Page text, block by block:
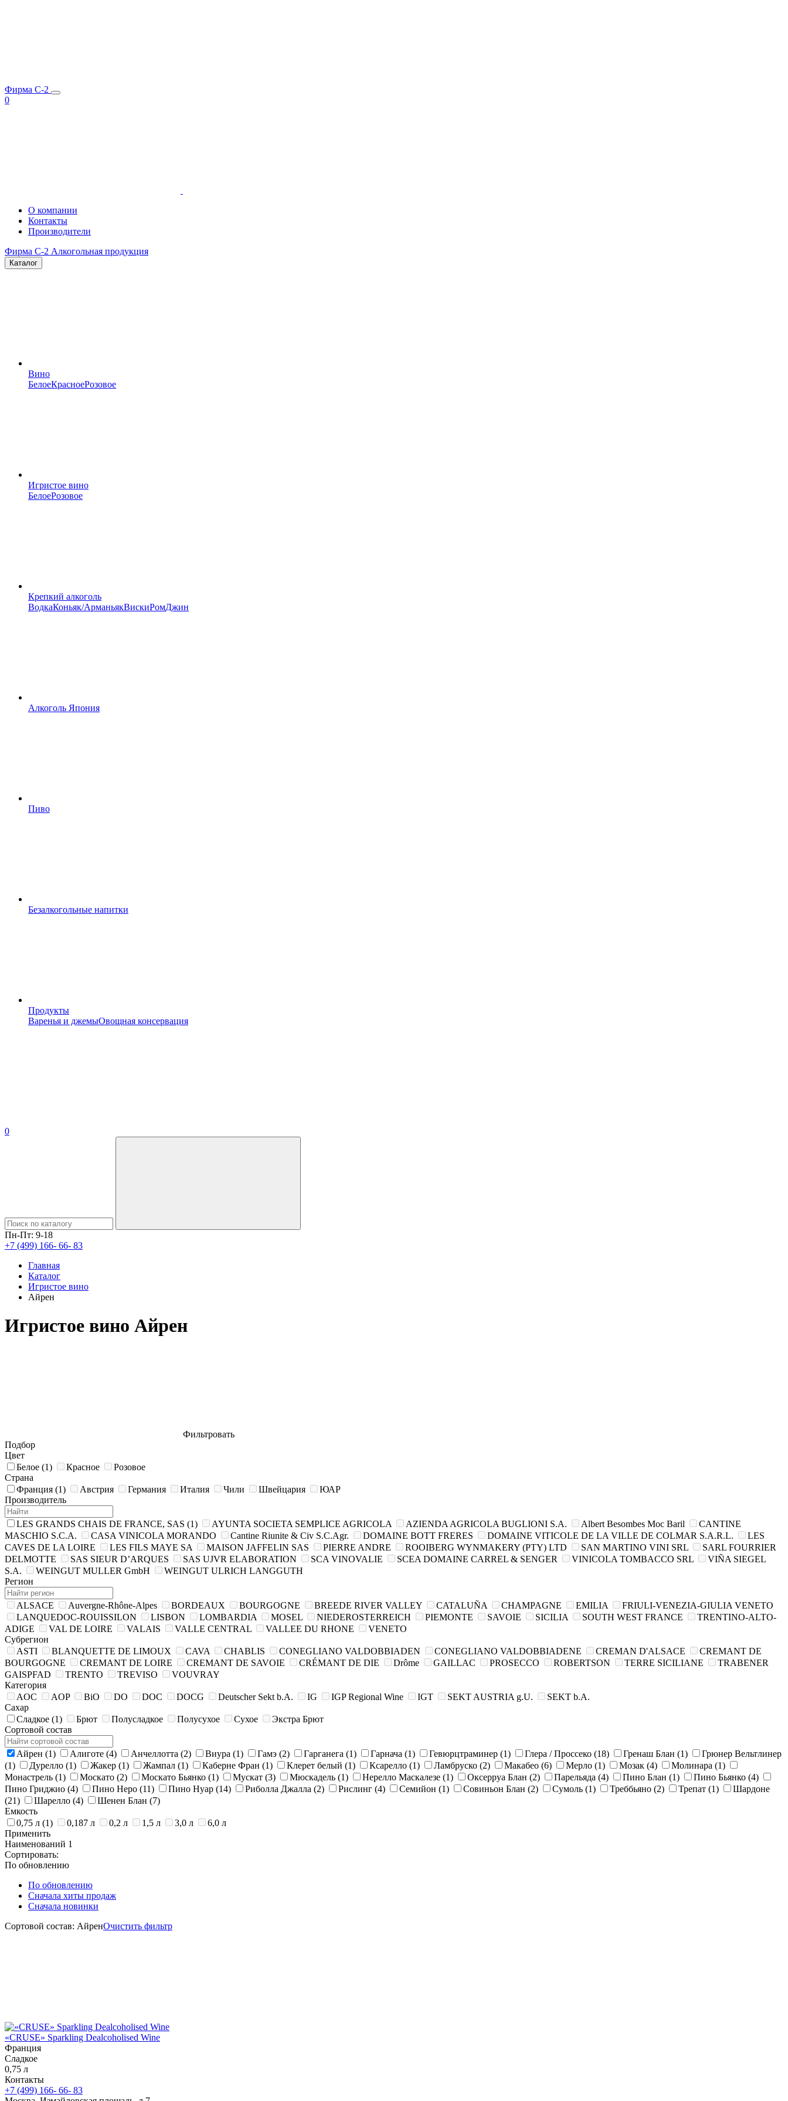
Фирма C-2
0
О компании
Контакты
Производители
Фирма C-2 Алкогольная продукция
Каталог
Вино
БелоеКрасноеРозовое
Игристое вино
БелоеРозовое
Крепкий алкоголь
ВодкаКоньяк/АрманьякВискиРомДжин
Алкоголь Япония
Пиво
Безалкогольные напитки
Продукты
Варенья и джемыОвощная консервация
0
Пн-Пт: 9-18
+7 (499) 166- 66- 83
Главная
Каталог
Игристое вино
Айрен
Игристое вино Айрен
Фильтровать
Подбор
Цвет
Белое (1) Красное
Розовое
Страна
Франция (1) Австрия Германия Италия Чили Швейцария
ЮАР
Производитель
LES GRANDS CHAIS DE FRANCE, SAS (1) AYUNTA SOCIETA SEMPLICE AGRICOLA AZIENDA AGRIСOLA BUGLIONI S.A. Albert Besombes Moc Baril
CANTINE
MASCHIO S.C.A.
CASA VINICOLA MORANDO Cantine Riunite & Civ S.C.Agr. DOMAINE BOTT FRERES DOMAINE VITICOLE DE LA VILLE DE COLMAR S.A.R.L.
LES
CAVES DE LA LOIRE
LES FILS MAYE SA MAISON JAFFELIN SAS PIERRE ANDRE ROOIBERG WYNMAKERY (PTY) LTD SAN MARTINO VINI SRL
SARL FOURRIER
DELMOTTE
SAS SIEUR D’ARQUES SAS UJVR ELABORATION SCA VINOVALIE SCEA DOMAINE CARREL & SENGER VINICOLA TOMBACCO SRL
VIÑA SIEGEL
S.A.
WEINGUT MULLER GmbH
WEINGUT ULRICH LANGGUTH
Регион
ALSACE Auvergne-Rhône-Alpes BORDEAUX BOURGOGNE BREEDE RIVER VALLEY CATALUÑA CHAMPAGNE EMILIA
FRIULI-VENEZIA-GIULIA VENETO
LANQUEDOC-ROUISSILON
LISBON LOMBARDIA MOSEL NIEDEROSTERREICH PIEMONTE SAVOIE SICILIA SOUTH WEST FRANCE
TRENTINO-ALTO-
ADIGE
VAL DE LOIRE VALAIS VALLE CENTRAL VALLEE DU RHONE
VENETO
Субрегион
ASTI
BLANQUETTE DE LIMOUX CAVA CHABLIS CONEGLIANO VALDOBBIADEN CONEGLIANO VALDOBBIADENE CREMAN D'ALSACE
CREMANT DE
BOURGOGNE
CREMANT DE LOIRE CREMANT DE SAVOIE CRÉMANT DE DIE Drôme GAILLAC PROSECCO ROBERTSON TERRE SICILIANE
TRABENER
GAISPFAD
TRENTO TREVISO
VOUVRAY
Категория
AOC
AOP BiO DO DOC DOCG Deutscher Sekt b.A. IG IGP Regional Wine IGT SEKT AUSTRIA g.U.
SEKT b.A.
Сахар
Сладкое (1) Брют Полусладкое Полусухое Сухое
Экстра Брют
Сортовой состав
Айрен (1) Алиготе (4) Анчеллотта (2) Виура (1) Гамэ (2) Гарганега (1) Гарнача (1) Гевюрцтраминер (1) Глера / Просcеко (18) Гренаш Блан (1)
Грюнер Вельтлинер
(1)
Дурелло (1) Жакер (1) Жампал (1) Каберне Фран (1) Клерет белый (1) Ксарелло (1) Ламбруско (2) Макабео (6) Мерло (1) Мозак (4) Молинара (1)
Монастрель (1) Москато (2) Москато Бьянко (1) Мускат (3) Мюскадель (1) Нерелло Маскалезе (1) Оксерруа Блан (2) Парельяда (4) Пино Блан (1) Пино Бьянко (4)
Пино Гриджио (4) Пино Неро (11) Пино Нуар (14) Риболла Джалла (2) Рислинг (4) Семийон (1) Совиньон Блан (2) Сумоль (1) Треббьяно (2) Трепат (1)
Шардоне
(21)
Шарелло (4) Шенен Блан (7)
Емкость
0,75 л (1) 0,187 л 0,2 л 1,5 л 3,0 л
6,0 л
Применить
Наименований 1
Сортировать:
По обновлению
По обновлению
Сначала хиты продаж
Сначала новинки
Сортовой состав: АйренОчистить фильтр
«CRUSE» Sparkling Dealcoholised Wine
Франция
Сладкое
0,75 л
Контакты
+7 (499) 166- 66- 83